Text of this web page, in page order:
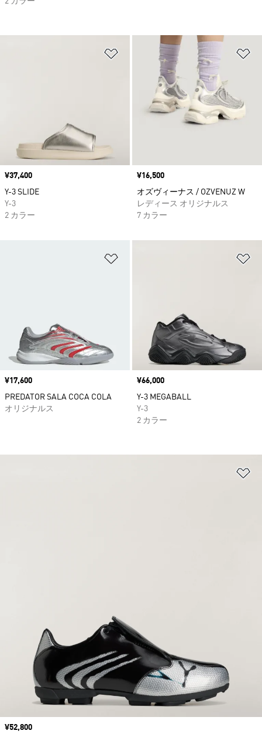
ほしいものリストに追加
価格
¥37,400
Y-3 SLIDE
Y-3
2 カラー
価格
¥16,500
オズヴィーナス / OZVENUZ W
レディース オリジナルス
7 カラー
価格
¥17,600
PREDATOR SALA COCA COLA
オリジナルス
価格
¥66,000
Y-3 MEGABALL
Y-3
2 カラー
価格
¥52,800